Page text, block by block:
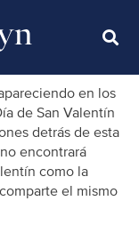
en los
de San Valentín
detrás de esta
encontrará
como la
el mismo